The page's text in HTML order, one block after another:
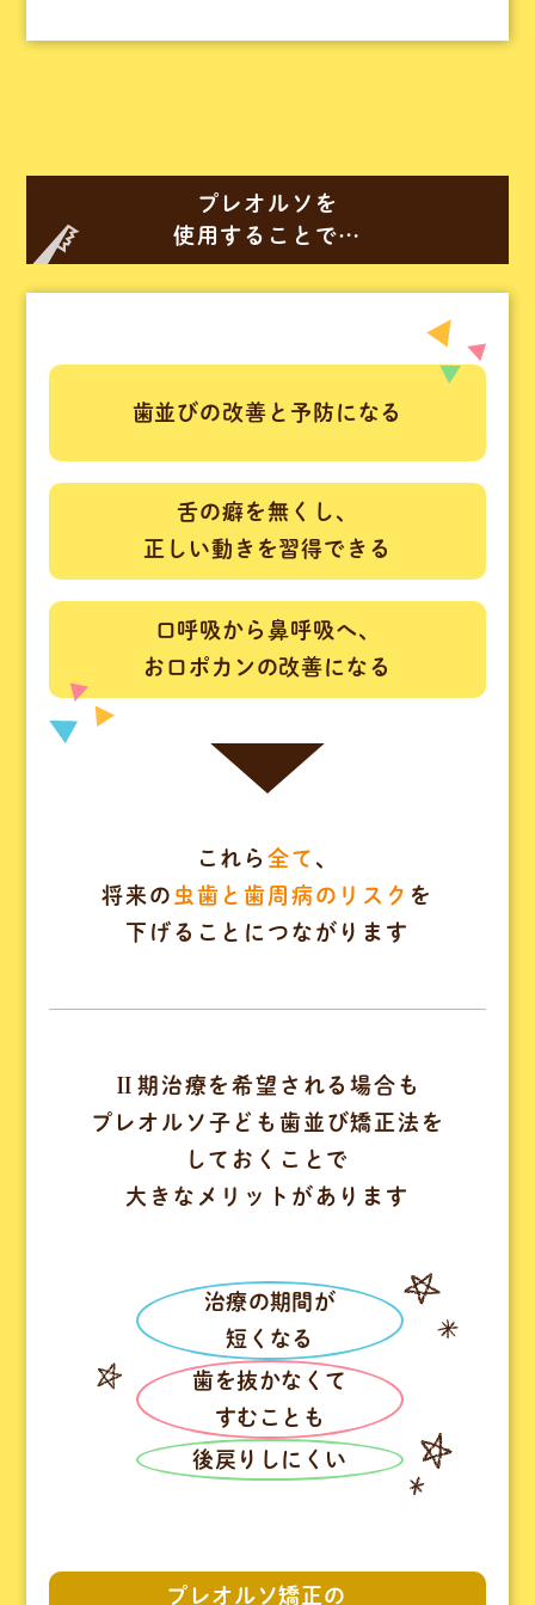
プレオルソを
使用することで…
歯並びの改善と予防になる
舌の癖を無くし、
正しい動きを習得できる
口呼吸から鼻呼吸へ、
お口ポカンの改善になる
これら 全て 、
将来の 虫歯と歯周病のリスク を
下げることにつながります
Ⅱ期治療を希望される場合も
プレオルソ子ども歯並び矯正法を
しておくことで
大きなメリットがあります
治療の期間が
短くなる
歯を抜かなくて
すむことも
後戻りしにくい
プレオルソ矯正の